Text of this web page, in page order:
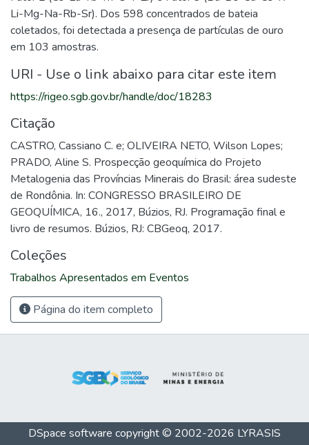
Li-Mg-Na-Rb-Sr). Dos 598 concentrados de bateia
coletados, foi detectada a presença de partículas de ouro
em 103 amostras.
URI - Use o link abaixo para citar este item
https://rigeo.sgb.gov.br/handle/doc/18283
Citação
CASTRO, Cassiano C. e; OLIVEIRA NETO, Wilson Lopes;
PRADO, Aline S. Prospecção geoquímica do Projeto
Metalogenia das Províncias Minerais do Brasil: área sudeste
de Rondônia. In: CONGRESSO BRASILEIRO DE
GEOQUÍMICA, 16., 2017, Búzios, RJ. Programação final e
livro de resumos. Búzios, RJ: CBGeoq, 2017.
Coleções
Trabalhos Apresentados em Eventos
Página do item completo
DSpace software copyright © 2002-2026 LYRASIS